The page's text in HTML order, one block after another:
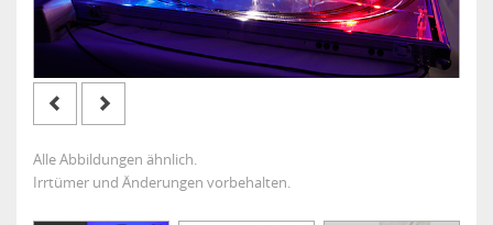
Alle Abbildungen ähnlich.
Irrtümer und Änderungen vorbehalten.